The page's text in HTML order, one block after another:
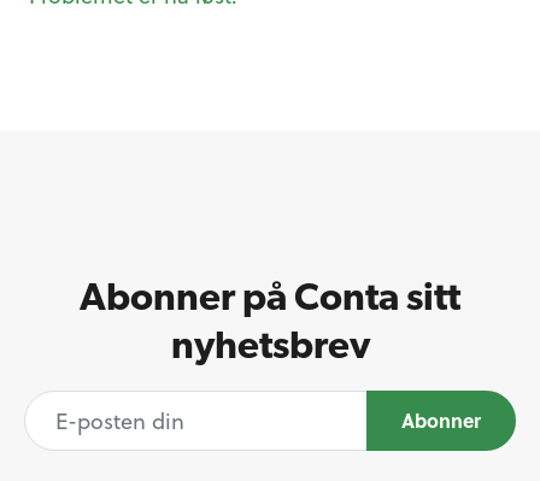
Abonner på Conta sitt
nyhetsbrev